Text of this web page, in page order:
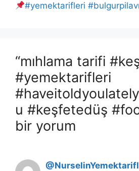
#yemektarifleri
“mıhlama tarifi
#yemektarifleri
u #keşfetedüş
bir yorum